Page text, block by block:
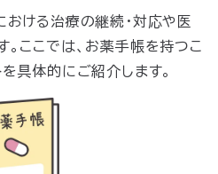
ける治療の継続・対応や医
ここでは、お薬手帳を持つこ
具体的にご紹介します。